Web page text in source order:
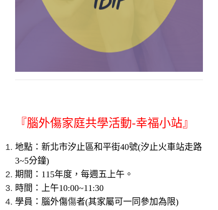
『腦外傷家庭共學活動-幸福小站』
地點：新北市汐止區和平街40號(汐止火車站走路
3~5分鐘)
期間：115年度，每週五上午。
時間：上午10:00~11:30
學員：腦外傷傷者(其家屬可一同參加為限)